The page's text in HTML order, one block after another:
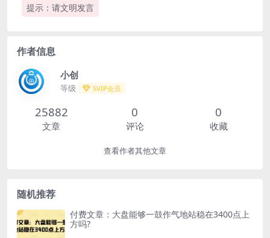
提示：请文明发言
作者信息
小创
等级 SVIP会员
25882
文章
0
评论
0
收藏
查看作者其他文章
随机推荐
付费文章：大盘能够一鼓作气地站稳在3400点上
方吗?